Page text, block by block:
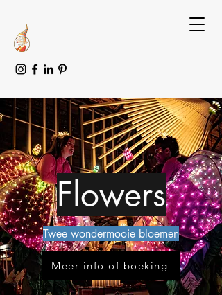
Flowers
Twee wondermooie bloemen
Meer info of boeking